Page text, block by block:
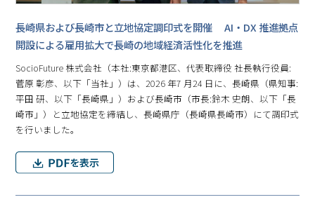
⾧崎県および⾧崎市と立地協定調印式を開催 AI・DX 推進拠点
開設による雇用拡大で⾧崎の地域経済活性化を推進
SocioFuture 株式会社（本社:東京都港区、代表取締役 社⾧執行役員:
菅原 彰彦、以下「当社」）は、2026 年7 月24 日に、⾧崎県（県知事:
平田 研、以下「⾧崎県」）および⾧崎市（市⾧:鈴木 史朗、以下「⾧
崎市」）と立地協定を締結し、⾧崎県庁（⾧崎県⾧崎市）にて調印式
を行いました。